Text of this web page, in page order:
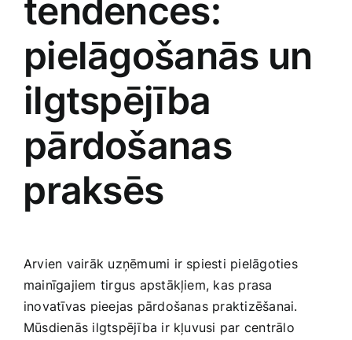
tendences:
pielāgošanās un
ilgtspējība
pārdošanas
⁣praksēs
Arvien vairāk uzņēmumi ir spiesti pielāgoties
mainīgajiem tirgus apstākļiem, kas prasa
inovatīvas pieejas pārdošanas praktizēšanai.
Mūsdienās ilgtspējība ir kļuvusi par centrālo